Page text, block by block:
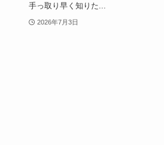
手っ取り早く知りた...
2026年7月3日